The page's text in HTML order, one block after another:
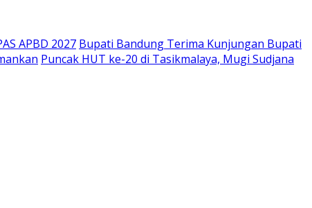
APBD 2027 Bupati Bandung Terima Kunjungan Bupati
Puncak HUT ke-20 di Tasikmalaya, Mugi Sudjana